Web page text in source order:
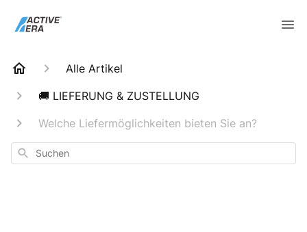
Alle Artikel
🚚 LIEFERUNG & ZUSTELLUNG
Welche Liefermöglichkeiten bieten Sie an?
Suchen